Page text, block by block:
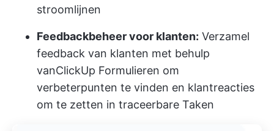
stroomlijnen
Feedbackbeheer voor klanten: Verzamel
feedback van klanten met behulp
vanClickUp Formulieren om
verbeterpunten te vinden en klantreacties
om te zetten in traceerbare Taken